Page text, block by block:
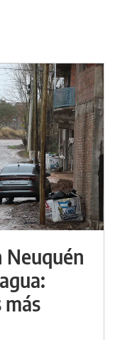
Neuquén
más